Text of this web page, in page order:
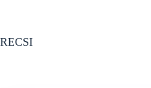
conteúdo
RECSI